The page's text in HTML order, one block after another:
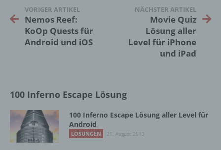
VORIGER ARTIKEL
Nemos Reef:
KoOp Quests für
Android und iOS
NÄCHSTER ARTIKEL
Movie Quiz
Lösung aller
Level für iPhone
und iPad
100 Inferno Escape Lösung
100 Inferno Escape Lösung aller Level für
Android
LÖSUNGEN 21. August 2013
Verantwortlichen, dem Auftragsverarbeiter
und den Personen, die unter der
unmittelbaren Verantwortung des
Verantwortlichen oder des
personenbezogenen Daten zu verarbeiten.
k) Einwilligung
Einwilligung ist jede von der betroffenen
Person freiwillig für den bestimmten Fall in
informierter Weise und unmissverständlich
abgegebene Willensbekundung in Form